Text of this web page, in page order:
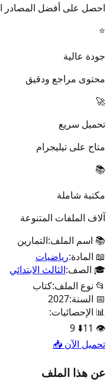
احصل على أفضل المصادر
⭐
جودة عالية
محتوى مراجع ودقيق
🚀
تحميل سريع
متاح على تيليجرام
📚
مكتبة شاملة
آلاف الملفات المتنوعة
📚 اسم الملف:التمارين
📖 المادة:رياضيات
🎓 الصف:الثالث الابتدائي
📂 نوع الملف:كتاب
📅 السنة:2027
📊 الإحصائيات:
👁️
11
⬇️
9
تحميل الآن 📥
عن هذا الملف